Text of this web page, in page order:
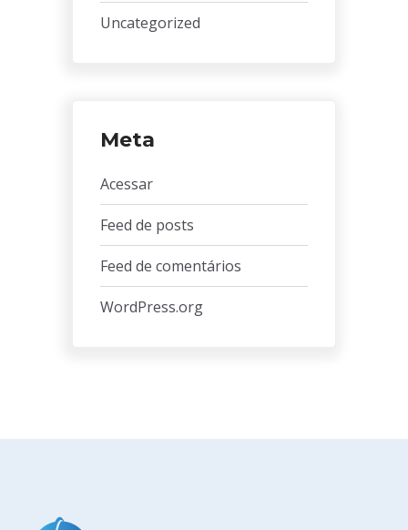
Uncategorized
Meta
Acessar
Feed de posts
Feed de comentários
WordPress.org